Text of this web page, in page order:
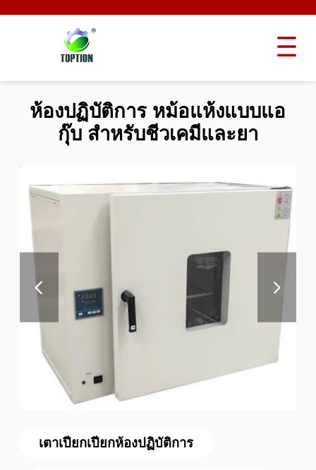
เตาเปียกเปียกห้องปฏิบัติการ
ห้องปฏิบัติการ หม้อแห้งแบบแอ
กุ๊บ สําหรับชีวเคมีและยา